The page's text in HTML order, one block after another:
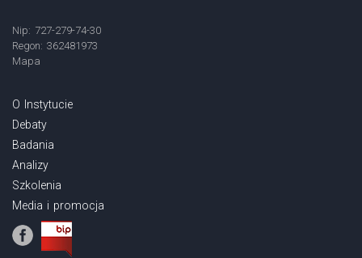
Nip: 727-279-74-30
Regon: 362481973
Mapa
O Instytucie
Debaty
Badania
Analizy
Szkolenia
Media i promocja